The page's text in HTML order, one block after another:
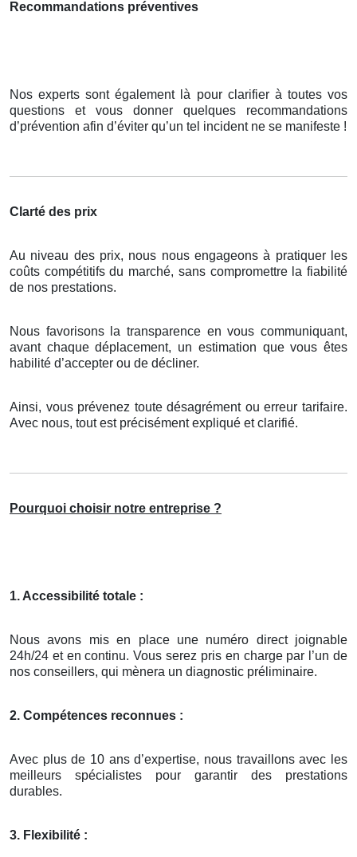
Recommandations préventives
Nos experts sont également là pour clarifier à toutes vos
questions et vous donner quelques recommandations
d’prévention afin d’éviter qu’un tel incident ne se manifeste !
Clarté des prix
Au niveau des prix, nous nous engageons à pratiquer les
coûts compétitifs du marché, sans compromettre la fiabilité
de nos prestations.
Nous favorisons la transparence en vous communiquant,
avant chaque déplacement, un estimation que vous êtes
habilité d’accepter ou de décliner.
Ainsi, vous prévenez toute désagrément ou erreur tarifaire.
Avec nous, tout est précisément expliqué et clarifié.
Pourquoi choisir notre entreprise ?
1. Accessibilité totale :
Nous avons mis en place une numéro direct joignable
24h/24 et en continu. Vous serez pris en charge par l’un de
nos conseillers, qui mènera un diagnostic préliminaire.
2. Compétences reconnues :
Avec plus de 10 ans d’expertise, nous travaillons avec les
meilleurs spécialistes pour garantir des prestations
durables.
3. Flexibilité :